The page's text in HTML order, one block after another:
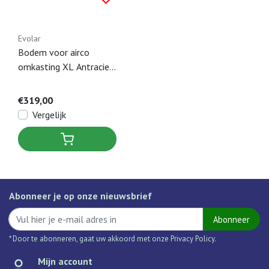
Evolar
Bodem voor airco
omkasting XL Antraciet
€319,00
Vergelijk
Abonneer je op onze nieuwsbrief
Abonneer
* Door te abonneren, gaat uw akkoord met onze Privacy Policy.
Mijn account